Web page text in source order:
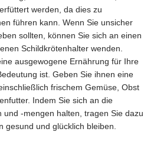
werden, da dies zu
führen kann. Wenn Sie unsicher
sollten, können Sie sich an einen
Schildkrötenhalter wenden.
ausgewogene Ernährung für Ihre
ist. Geben Sie ihnen eine
frischem Gemüse, Obst
Indem Sie sich an die
und -mengen halten, tragen Sie dazu
gesund und glücklich bleiben.